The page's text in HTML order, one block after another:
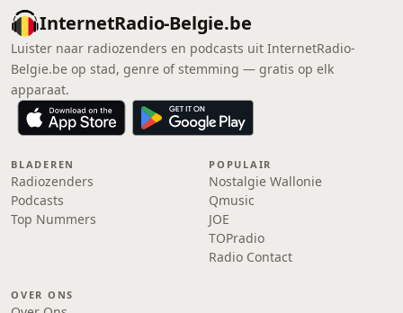
InternetRadio-Belgie.be
Luister naar radiozenders en podcasts uit InternetRadio-
Belgie.be op stad, genre of stemming — gratis op elk
apparaat.
BLADEREN
Radiozenders
Podcasts
Top Nummers
POPULAIR
Nostalgie Wallonie
Qmusic
JOE
TOPradio
Radio Contact
OVER ONS